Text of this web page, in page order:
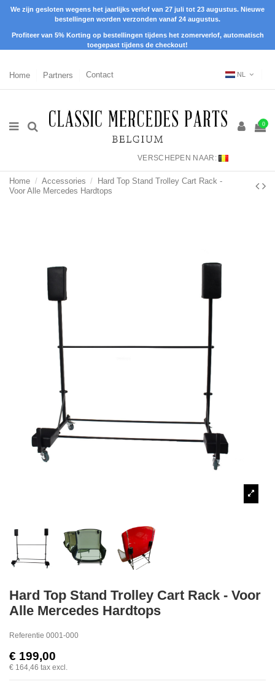
We zijn gesloten wegens het jaarlijks verlof van 27 juli tot 23 augustus. Nieuwe
bestellingen worden verzonden vanaf 24 augustus.
Profiteer van 5% Korting op bestellingen tijdens het zomerverlof, automatisch
toegepast tijdens de checkout!
Home Partners Contact NL
0
VERSCHEPEN NAAR:
Home Accessories
Hard Top Stand Trolley Cart Rack -
Voor Alle Mercedes Hardtops
Hard Top Stand Trolley Cart Rack - Voor
Alle Mercedes Hardtops
Referentie 0001-000
€ 199,00
€ 164,46 tax excl.